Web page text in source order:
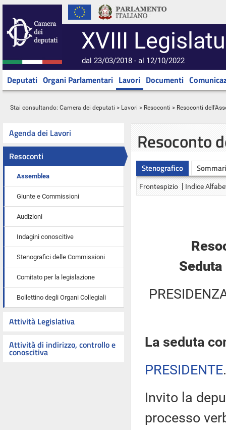
XVIII
dal 23/03/2018 - al 12/10/2022
Deputati Organi Parlamentari Lavori Documenti
Stai consultando: Camera dei deputati > Lavori > Resoconti > Resoconti
Agenda dei Lavori
Resoconti
Assemblea
Giunte e Commissioni
Audizioni
Indagini conoscitive
Stenografici delle Commissioni
Comitato per la legislazione
Bollettino degli Organi Collegiali
Attività Legislativa
Attività di indirizzo, controllo e
conoscitiva
Resoconto
Stenografico
Frontespizio Indice
La seduta
PRESIDENTE
Invito la
processo